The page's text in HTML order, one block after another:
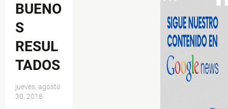
BUENO
S
RESUL
TADOS
jueves, agosto
30, 2018